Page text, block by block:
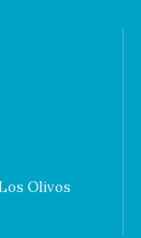
Olivos